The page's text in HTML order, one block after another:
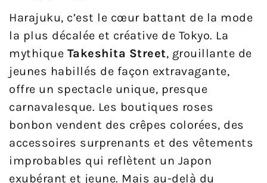
Harajuku, c’est le cœur battant de la mode
la plus décalée et créative de Tokyo. La
mythique Takeshita Street, grouillante de
jeunes habillés de façon extravagante,
offre un spectacle unique, presque
carnavalesque. Les boutiques roses
bonbon vendent des crêpes colorées, des
accessoires surprenants et des vêtements
improbables qui reflètent un Japon
exubérant et jeune. Mais au-delà du